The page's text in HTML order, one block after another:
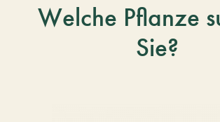
Welche Pflanze
Sie?